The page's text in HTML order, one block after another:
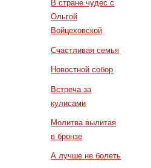
В стране чудес с
Ольгой
Войцеховской
Счастливая семья
Новостной собор
Встреча за
кулисами
Молитва вылитая
в бронзе
А лучше не болеть